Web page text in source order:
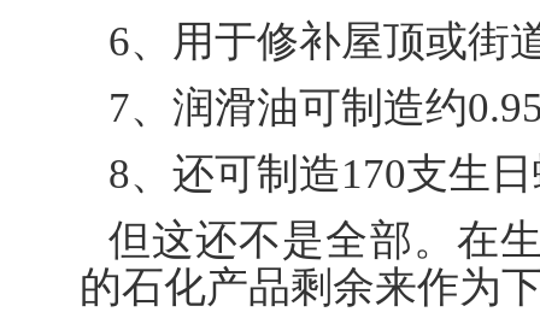
6、用于修补屋顶或街
7、润滑油可制造约
8、还可制造170支生
但这还不是全部。在
的石化产品剩余来作为